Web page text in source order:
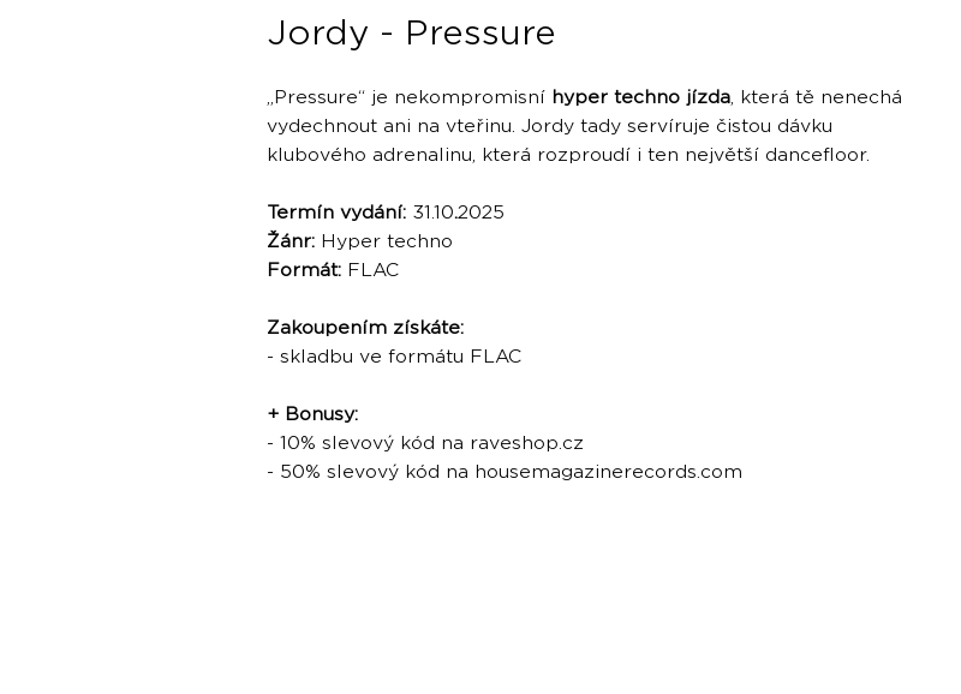
Jordy - Pressure
„Pressure“ je nekompromisní hyper techno jízda, která tě nenechá
vydechnout ani na vteřinu. Jordy tady servíruje čistou dávku
klubového adrenalinu, která rozproudí i ten největší dancefloor.
Termín vydání: 31.10.2025
Žánr: Hyper techno
Formát: FLAC
Zakoupením získáte:
- skladbu ve formátu FLAC
+ Bonusy:
- 10% slevový kód na raveshop.cz
- 50% slevový kód na housemagazinerecords.com